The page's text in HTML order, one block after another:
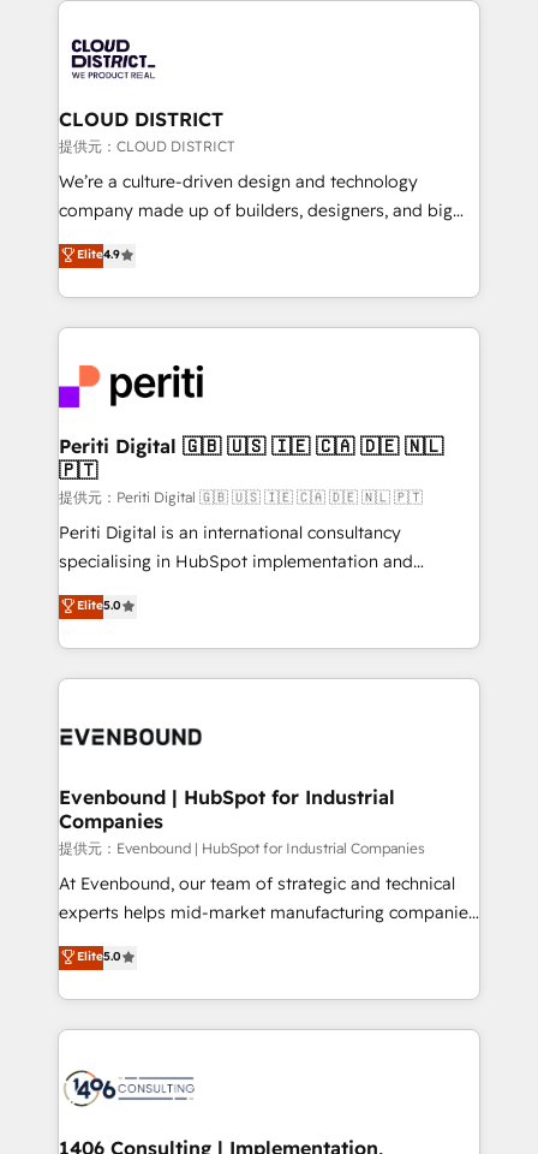
HubSpot implementations, building end-to-end
solutions that integrate CRM, AI automation, inbound
and loop marketing, content, and digital creativity.
Our multicultural team works in Spanish, Portuguese,
and English to design scalable strategies that drive
measurable growth. 🌎 Highlights: • 10+ years as a
Migration Excellence. • Top 3 Partner of the Year
LATAM 2022, 2023, 2024, 2025. • Partner of the Year
with HubSpot? Let Cebra’s experts help you grow
faster, smarter, and with impact.
CLOUD DISTRICT
提供元：CLOUD DISTRICT
We’re a culture-driven design and technology
company made up of builders, designers, and big
thinkers. We blend strategy, design, and
development—always fueled by curiosity—to turn
ideas, opportunities, and challenges into meaningful
experiences. To us, technology is more than just
and—most importantly—simple. That’s why we lean
into bold ideas and shape them into thoughtful
products and strategies that actually make a
difference.
Elite4.9
Periti Digital 🇬🇧 🇺🇸 🇮🇪 🇨🇦 🇩🇪 🇳🇱
🇵🇹
提供元：Periti Digital 🇬🇧 🇺🇸 🇮🇪 🇨🇦 🇩🇪 🇳🇱 🇵🇹
Periti Digital is an international consultancy
specialising in HubSpot implementation and
Antropic's Claude business transformation, with
offices in Dublin, Munich, Rotterdam, Lisbon, and
New York. We help organisations unlock their full
revenue potential by deeply integrating core
beyond, with HubSpot, and layering Anthropic's
From automating complex workflows to surfacing
insights buried in data, we build intelligent systems
that think, connect, and scale. Our approach goes
beyond configuration. We embed ourselves in our
clients' operations, understand how their business
technology work harder — so their people don't
have to. 900+ customers worldwide have trusted
Elite5.0
Evenbound | HubSpot for Industrial
Companies
提供元：Evenbound | HubSpot for Industrial Companies
At Evenbound, our team of strategic and technical
experts helps mid-market manufacturing companies
achieve real growth. We specialize in delivering
tailored solutions that drive results by leveraging
HubSpot’s platform and data to fuel success.
Technical Solutions: - HubSpot Technical Consulting -
Onboarding - Data Migration & Integrations -
Revenue Operations - Inbound Marketing -
Elite5.0
1406 Consulting | Implementation,